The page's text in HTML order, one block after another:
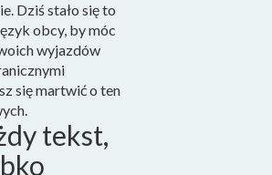
Dziś stało się to
obcy, by móc
wyjazdów
się martwić o ten
tekst,